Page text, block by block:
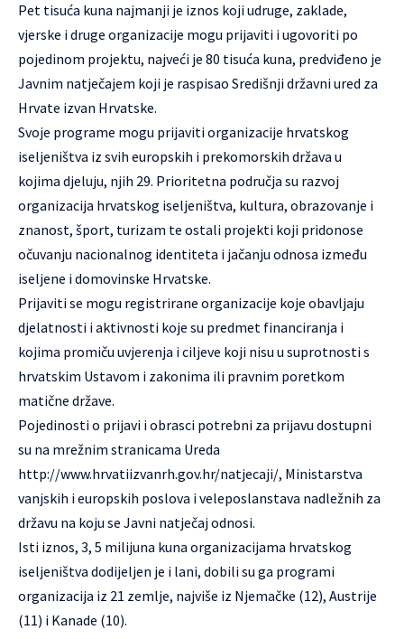
Pet tisuća kuna najmanji je iznos koji udruge, zaklade,
vjerske i druge organizacije mogu prijaviti i ugovoriti po
pojedinom projektu, najveći je 80 tisuća kuna, predviđeno je
Javnim natječajem koji je raspisao Središnji državni ured za
Hrvate izvan Hrvatske.
Svoje programe mogu prijaviti organizacije hrvatskog
iseljeništva iz svih europskih i prekomorskih država u
kojima djeluju, njih 29. Prioritetna područja su razvoj
organizacija hrvatskog iseljeništva, kultura, obrazovanje i
znanost, šport, turizam te ostali projekti koji pridonose
očuvanju nacionalnog identiteta i jačanju odnosa između
iseljene i domovinske Hrvatske.
Prijaviti se mogu registrirane organizacije koje obavljaju
djelatnosti i aktivnosti koje su predmet financiranja i
kojima promiču uvjerenja i ciljeve koji nisu u suprotnosti s
hrvatskim Ustavom i zakonima ili pravnim poretkom
matične države.
Pojedinosti o prijavi i obrasci potrebni za prijavu dostupni
su na mrežnim stranicama Ureda
http://www.hrvatiizvanrh.gov.hr/natjecaji/, Ministarstva
vanjskih i europskih poslova i veleposlanstava nadležnih za
državu na koju se Javni natječaj odnosi.
Isti iznos, 3, 5 milijuna kuna organizacijama hrvatskog
iseljeništva dodijeljen je i lani, dobili su ga programi
organizacija iz 21 zemlje, najviše iz Njemačke (12), Austrije
(11) i Kanade (10).